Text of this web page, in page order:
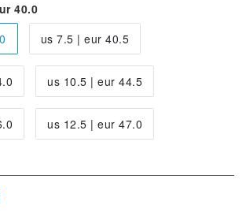
40.0
us 7.5 | eur 40.5
us 10.5 | eur 44.5
us 12.5 | eur 47.0